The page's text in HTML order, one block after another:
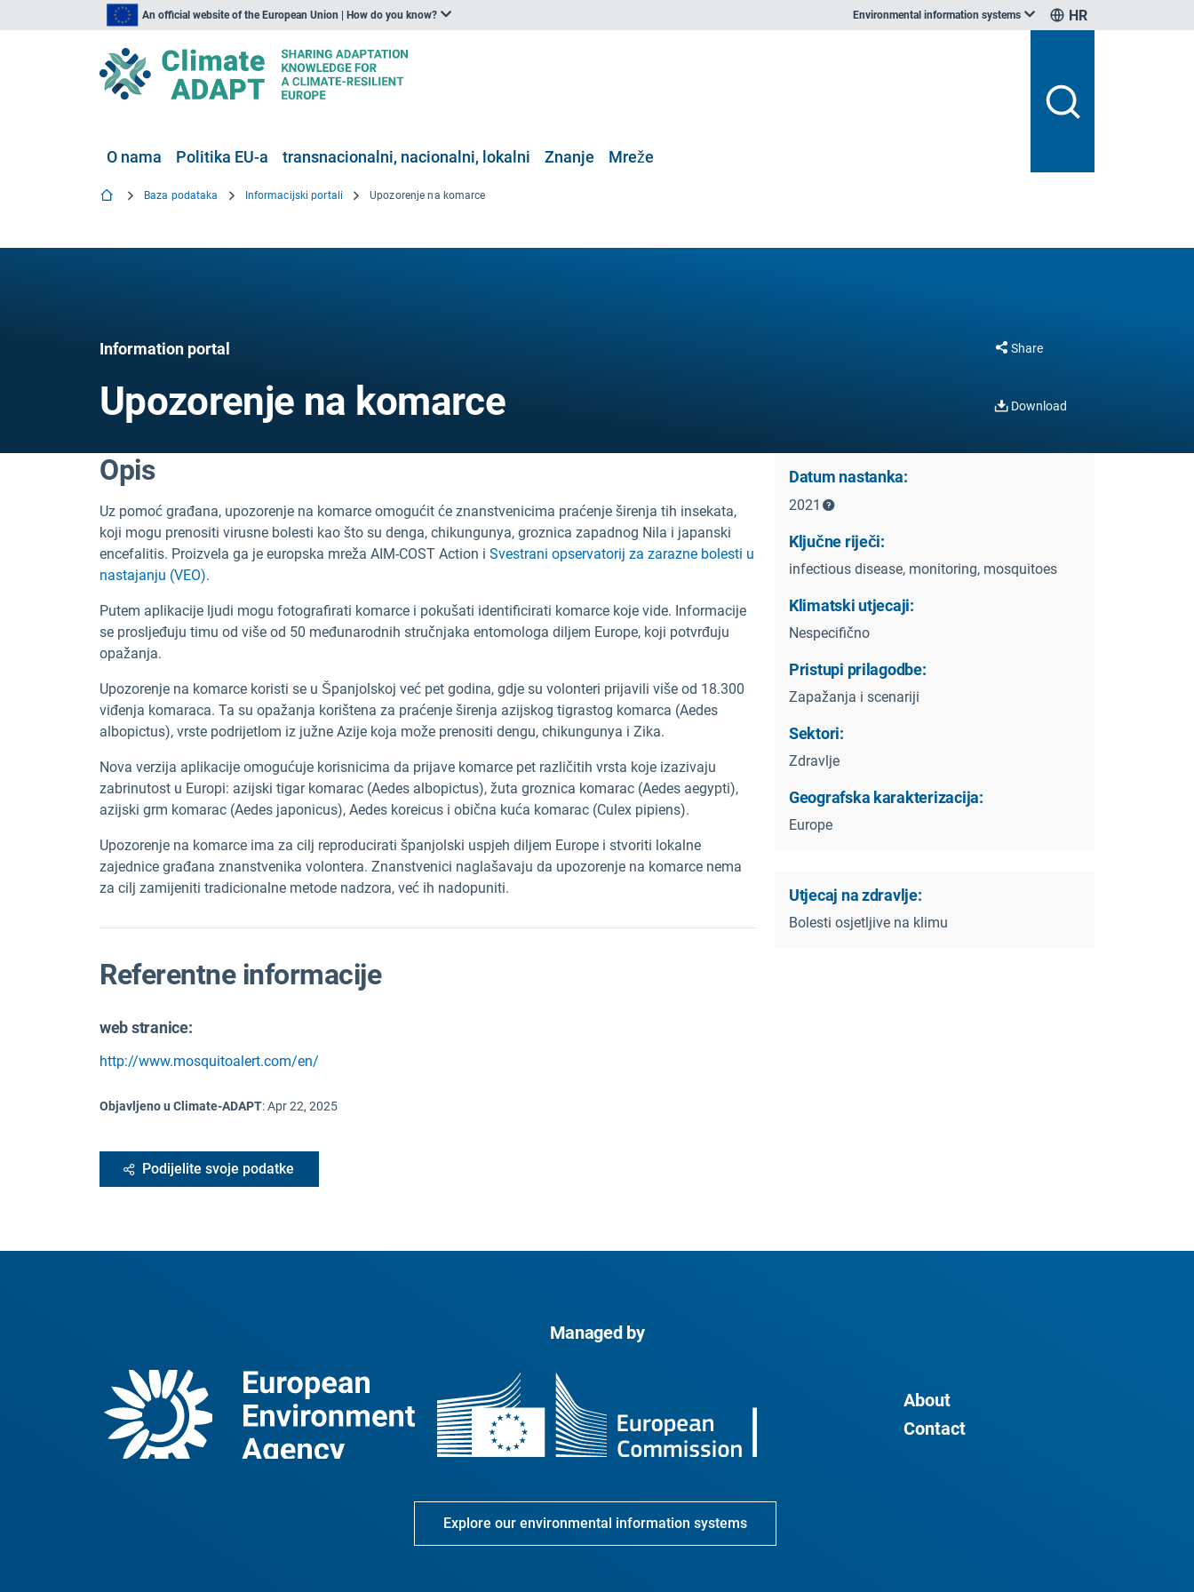
An official website of the European Union | How do you know? Environmental information systems HR
O nama Politika EU-a transnacionalni, nacionalni, lokalni Znanje Mreže
Baza podataka Informacijski portali Upozorenje na komarce
Information portal
Upozorenje na komarce
Share
Download
Opis
Uz pomoć građana, upozorenje na komarce omogućit će znanstvenicima praćenje širenja tih insekata,
koji mogu prenositi virusne bolesti kao što su denga, chikungunya, groznica zapadnog Nila i japanski
encefalitis. Proizvela ga je europska mreža AIM-COST Action i Svestrani opservatorij za zarazne bolesti u
nastajanju (VEO).
Putem aplikacije ljudi mogu fotografirati komarce i pokušati identificirati komarce koje vide. Informacije
se prosljeđuju timu od više od 50 međunarodnih stručnjaka entomologa diljem Europe, koji potvrđuju
opažanja.
Upozorenje na komarce koristi se u Španjolskoj već pet godina, gdje su volonteri prijavili više od 18.300
viđenja komaraca. Ta su opažanja korištena za praćenje širenja azijskog tigrastog komarca (Aedes
albopictus), vrste podrijetlom iz južne Azije koja može prenositi dengu, chikungunya i Zika.
Nova verzija aplikacije omogućuje korisnicima da prijave komarce pet različitih vrsta koje izazivaju
zabrinutost u Europi: azijski tigar komarac (Aedes albopictus), žuta groznica komarac (Aedes aegypti),
azijski grm komarac (Aedes japonicus), Aedes koreicus i obična kuća komarac (Culex pipiens).
Upozorenje na komarce ima za cilj reproducirati španjolski uspjeh diljem Europe i stvoriti lokalne
zajednice građana znanstvenika volontera. Znanstvenici naglašavaju da upozorenje na komarce nema
za cilj zamijeniti tradicionalne metode nadzora, već ih nadopuniti.
Referentne informacije
web stranice:
http://www.mosquitoalert.com/en/
Objavljeno u Climate-ADAPT:Apr 22, 2025
Podijelite svoje podatke
Datum nastanka:
2021
Ključne riječi:
infectious disease, monitoring, mosquitoes
Klimatski utjecaji:
Nespecifično
Pristupi prilagodbe:
Zapažanja i scenariji
Sektori:
Zdravlje
Geografska karakterizacija:
Europe
Utjecaj na zdravlje:
Bolesti osjetljive na klimu
Managed by
About
Contact
Explore our environmental information systems